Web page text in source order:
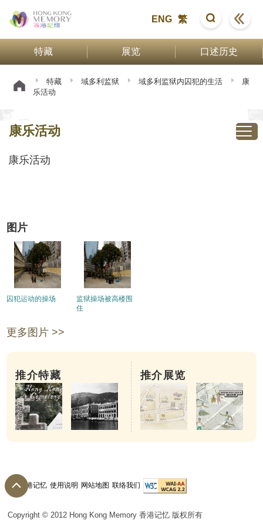
ENG 繁
特藏 展览 口述历史
特藏 域多利监狱 域多利监狱内囚犯的生活
康
乐活动
康乐活动
康乐活动
图片
囚犯运动的操场
监狱操场被高楼围
住
更多图片 >>
推介特藏 推介展览
关于香港记忆 使用说明 网站地图 联络我们
Copyright © 2012 Hong Kong Memory 香港记忆 版权所有